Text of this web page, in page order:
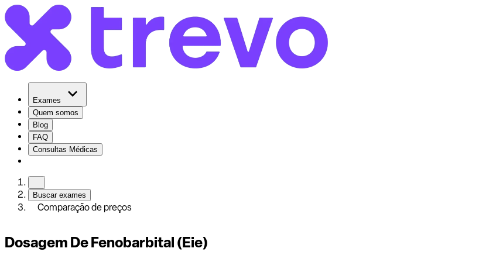
Exames
Quem somos
Blog
FAQ
Consultas Médicas
Buscar exames
Comparação de preços
Dosagem De Fenobarbital (Eie)